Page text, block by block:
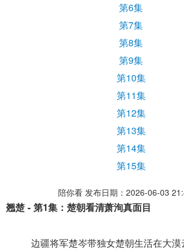
第6集
第7集
第8集
第9集
第10集
第11集
第12集
第13集
第14集
第15集
陪你看 发布日期：2026-06-03
翘楚 - 第1集：楚朝看清萧洵真面目
边疆将军楚岑带独女楚朝生活在大漠